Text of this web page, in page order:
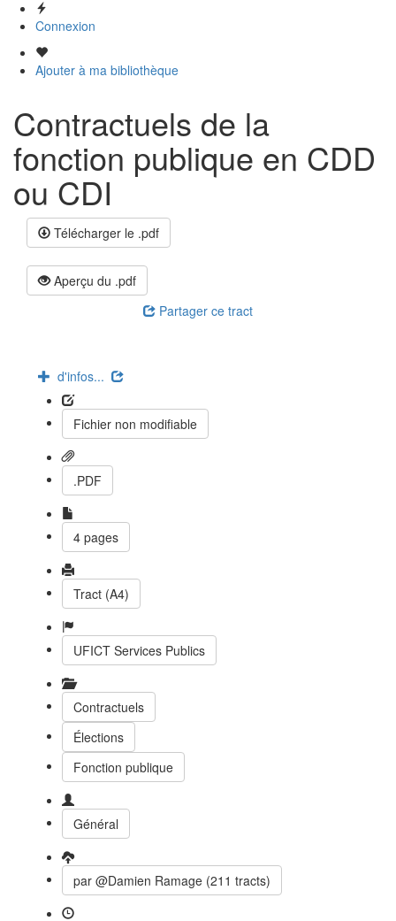
Connexion
Ajouter à ma bibliothèque
Contractuels de la
fonction publique en CDD
ou CDI
Télécharger le .pdf
Aperçu du .pdf
Partager ce tract
d'infos...
Fichier non modifiable
.PDF
4 pages
Tract (A4)
UFICT Services Publics
Contractuels
Élections
Fonction publique
Général
par @Damien Ramage (211 tracts)